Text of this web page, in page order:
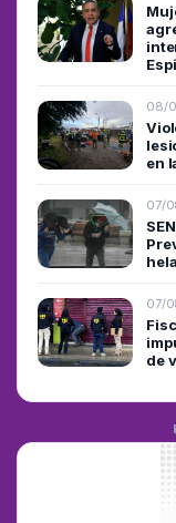
08/
en
07/
07/
de